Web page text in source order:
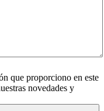
que proporciono en este
novedades y